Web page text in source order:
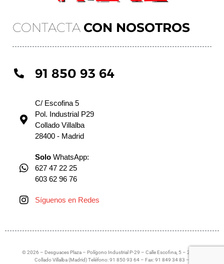
CONTACTA CON NOSOTROS
91 850 93 64
C/ Escofina 5
Pol. Industrial P29
Collado Villalba
28400 - Madrid
Solo WhatsApp:
627 47 22 25
603 62 96 76
Síguenos en Redes
© 2026 – Desguaces Plaza – Polígono Industrial P-29 – Calle Escofina, 5 – 28400
Collado Villalba (Madrid) Teléfono: 91 850 93 64 – Fax: 91 849 34 83 –